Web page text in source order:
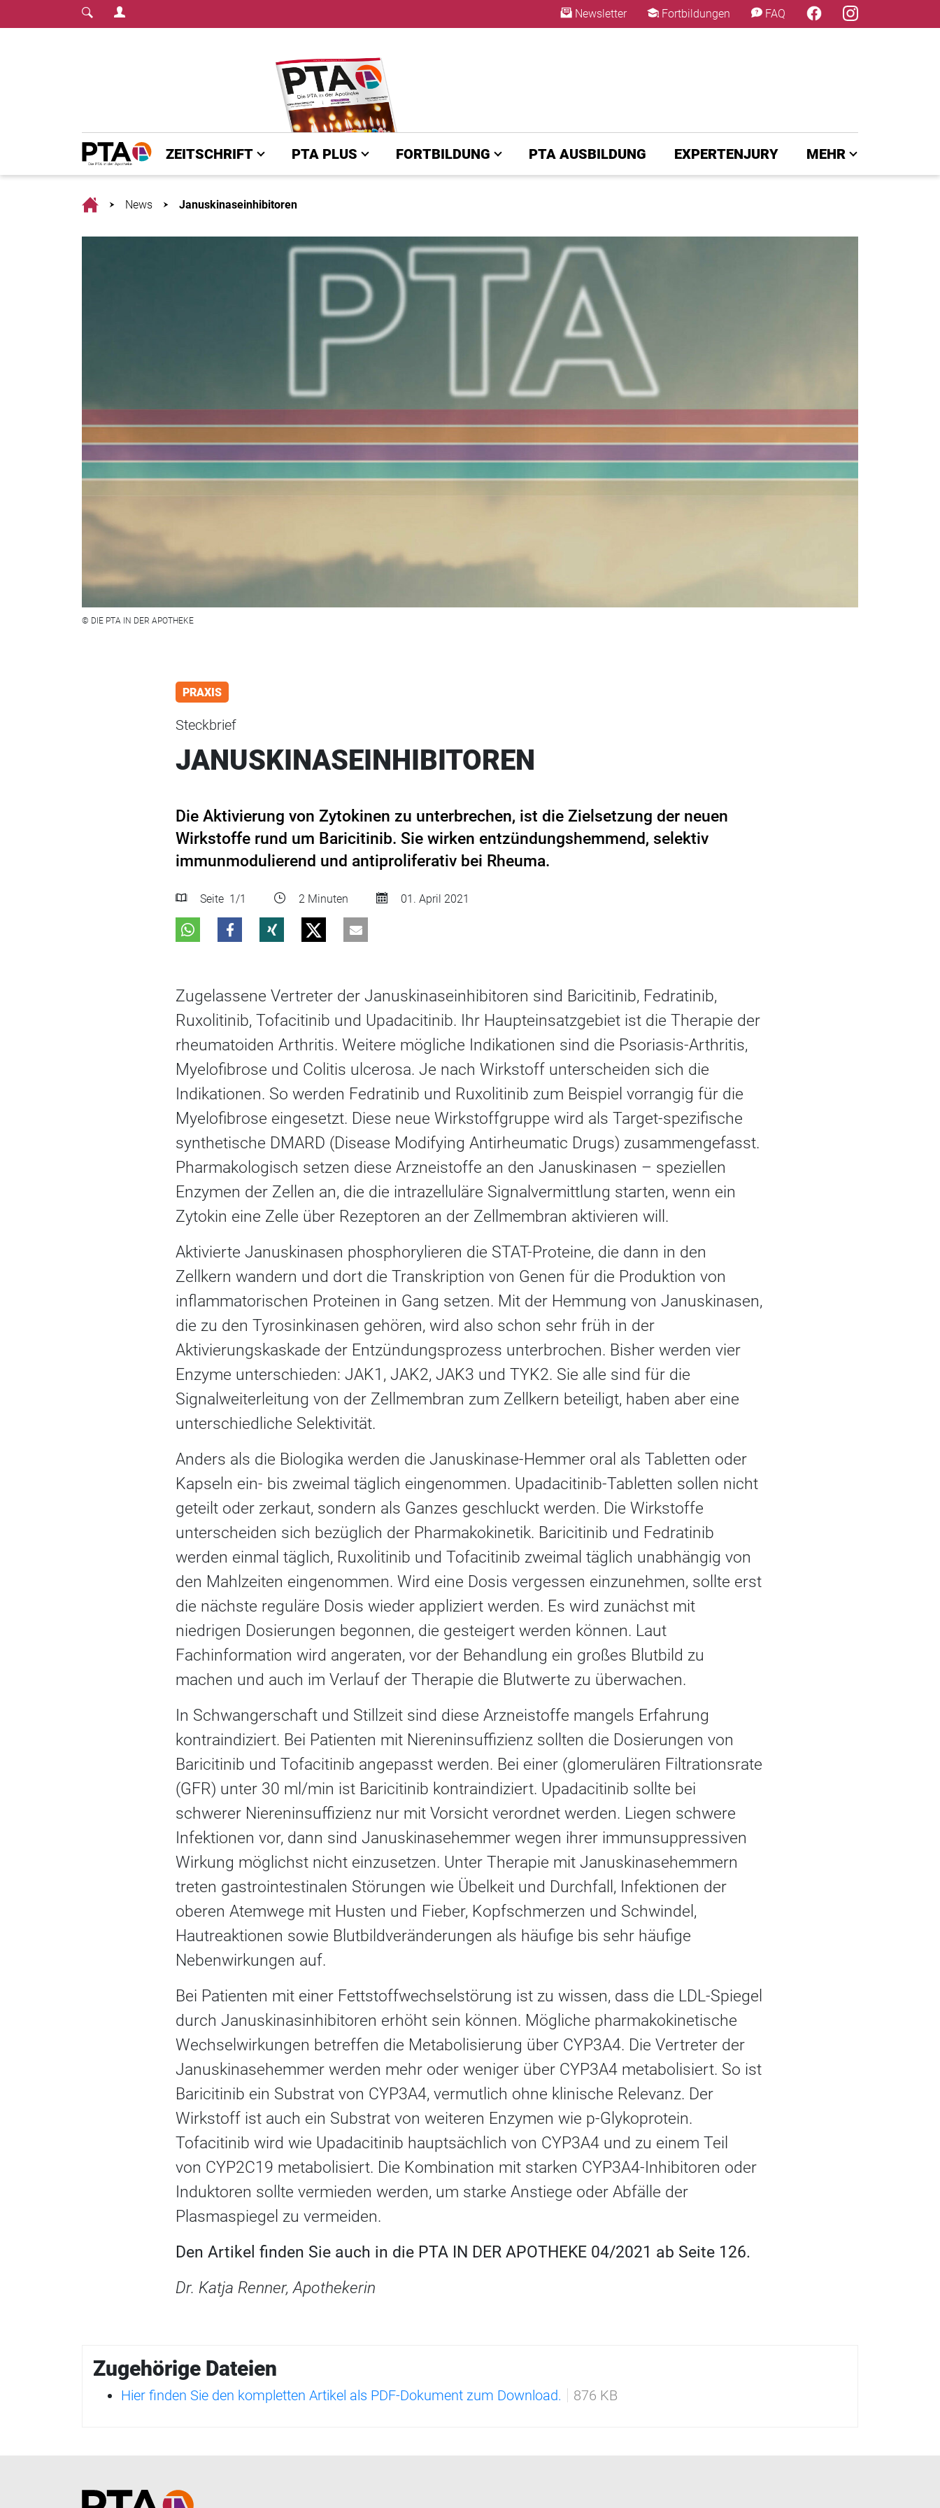
Login Menu Newsletter Fortbildungen FAQ
Home
ZEITSCHRIFT PTA PLUS FORTBILDUNG PTA AUSBILDUNG EXPERTENJURY MEHR
HomeNews Januskinaseinhibitoren
© DIE PTA IN DER APOTHEKE
PRAXIS
Steckbrief
JANUSKINASEINHIBITOREN
Die Aktivierung von Zytokinen zu unterbrechen, ist die Zielsetzung der neuen
Wirkstoffe rund um Baricitinib. Sie wirken entzündungshemmend, selektiv
immunmodulierend und antiproliferativ bei Rheuma.
Seite 1 /1 2 Minuten 01. April 2021
Zugelassene Vertreter der Januskinaseinhibitoren sind Baricitinib, Fedratinib,
Ruxolitinib, Tofacitinib und Upadacitinib. Ihr Haupteinsatzgebiet ist die Therapie der
rheumatoiden Arthritis. Weitere mögliche Indikationen sind die Psoriasis-Arthritis,
Myelofibrose und Colitis ulcerosa. Je nach Wirkstoff unterscheiden sich die
Indikationen. So werden Fedratinib und Ruxolitinib zum Beispiel vorrangig für die
Myelofibrose eingesetzt. Diese neue Wirkstoffgruppe wird als Target-spezifische
synthetische DMARD (Disease Modifying Antirheumatic Drugs) zusammengefasst.
Pharmakologisch setzen diese Arzneistoffe an den Januskinasen – speziellen
Enzymen der Zellen an, die die intrazelluläre Signalvermittlung starten, wenn ein
Zytokin eine Zelle über Rezeptoren an der Zellmembran aktivieren will.
Aktivierte Januskinasen phosphorylieren die STAT-Proteine, die dann in den
Zellkern wandern und dort die Transkription von Genen für die Produktion von
inflammatorischen Proteinen in Gang setzen. Mit der Hemmung von Januskinasen,
die zu den Tyrosinkinasen gehören, wird also schon sehr früh in der
Aktivierungskaskade der Entzündungsprozess unterbrochen. Bisher werden vier
Enzyme unterschieden: JAK1, JAK2, JAK3 und TYK2. Sie alle sind für die
Signalweiterleitung von der Zellmembran zum Zellkern beteiligt, haben aber eine
unterschiedliche Selektivität.
Anders als die Biologika werden die Januskinase-Hemmer oral als Tabletten oder
Kapseln ein- bis zweimal täglich eingenommen. Upadacitinib-Tabletten sollen nicht
geteilt oder zerkaut, sondern als Ganzes geschluckt werden. Die Wirkstoffe
unterscheiden sich bezüglich der Pharmakokinetik. Baricitinib und Fedratinib
werden einmal täglich, Ruxolitinib und Tofacitinib zweimal täglich unabhängig von
den Mahlzeiten eingenommen. Wird eine Dosis vergessen einzunehmen, sollte erst
die nächste reguläre Dosis wieder appliziert werden. Es wird zunächst mit
niedrigen Dosierungen begonnen, die gesteigert werden können. Laut
Fachinformation wird angeraten, vor der Behandlung ein großes Blutbild zu
machen und auch im Verlauf der Therapie die Blutwerte zu überwachen.
In Schwangerschaft und Stillzeit sind diese Arzneistoffe mangels Erfahrung
kontraindiziert. Bei Patienten mit Niereninsuffizienz sollten die Dosierungen von
Baricitinib und Tofacitinib angepasst werden. Bei einer (glomerulären Filtrationsrate
(GFR) unter 30 ml/min ist Baricitinib kontraindiziert. Upadacitinib sollte bei
schwerer Niereninsuffizienz nur mit Vorsicht verordnet werden. Liegen schwere
Infektionen vor, dann sind Januskinasehemmer wegen ihrer immunsuppressiven
Wirkung möglichst nicht einzusetzen. Unter Therapie mit Januskinasehemmern
treten gastrointestinalen Störungen wie Übelkeit und Durchfall, Infektionen der
oberen Atemwege mit Husten und Fieber, Kopfschmerzen und Schwindel,
Hautreaktionen sowie Blutbildveränderungen als häufige bis sehr häufige
Nebenwirkungen auf.
Bei Patienten mit einer Fettstoffwechselstörung ist zu wissen, dass die LDL-Spiegel
durch Januskinasinhibitoren erhöht sein können. Mögliche pharmakokinetische
Wechselwirkungen betreffen die Metabolisierung über CYP3A4. Die Vertreter der
Januskinasehemmer werden mehr oder weniger über CYP3A4 metabolisiert. So ist
Baricitinib ein Substrat von CYP3A4, vermutlich ohne klinische Relevanz. Der
Wirkstoff ist auch ein Substrat von weiteren Enzymen wie p-Glykoprotein.
Tofacitinib wird wie Upadacitinib hauptsächlich von CYP3A4 und zu einem Teil
von CYP2C19 metabolisiert. Die Kombination mit starken CYP3A4-Inhibitoren oder
Induktoren sollte vermieden werden, um starke Anstiege oder Abfälle der
Plasmaspiegel zu vermeiden.
Den Artikel finden Sie auch in die PTA IN DER APOTHEKE 04/2021 ab Seite 126.
Dr. Katja Renner, Apothekerin
Zugehörige Dateien
Hier finden Sie den kompletten Artikel als PDF-Dokument zum Download. 876 KB
Home
×